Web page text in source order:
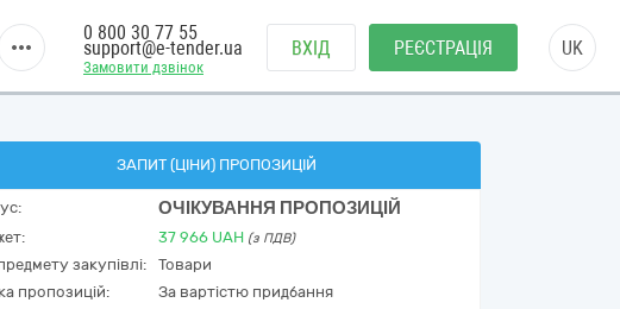
Замовити дзвінок
0 800 30 77 55
support@e-tender.ua ВХІД РЕЄСТРАЦІЯ UK
ЗАПИТ (ЦІНИ) ПРОПОЗИЦІЙ
ОЧІКУВАННЯ ПРОПОЗИЦІЙ
37 966 UAH (з ПДВ)
закупівлі:
Товари
пропозицій:
За вартістю придбання